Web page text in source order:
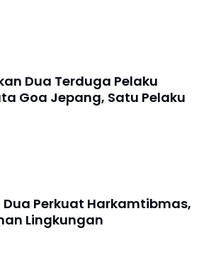
Dua Terduga Pelaku
Goa Jepang, Satu Pelaku
Perkuat Harkamtibmas,
Lingkungan